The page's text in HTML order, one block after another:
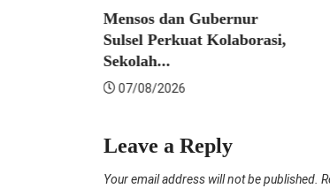
Mensos dan Gubernur
Sulsel Perkuat Kolaborasi,
Sekolah...
07/08/2026
Leave a Reply
Your email address will not be published.